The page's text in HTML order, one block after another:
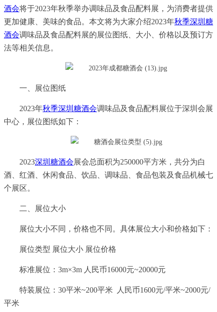
酒会将于2023年秋季举办调味品及食品配料展，为消费者提供
更加健康、美味的食品。本文将为大家介绍2023年秋季深圳糖
酒会调味品及食品配料展的展位图纸、大小、价格以及预订方
法等相关信息。
一、展位图纸
2023年秋季深圳糖酒会调味品及食品配料展位于深圳会展
中心，展位图纸如下：
2023深圳糖酒会展会总面积为250000平方米，共分为白
酒、红酒、休闲食品、饮品、调味品、食品包装及食品机械七
个展区。
二、展位大小
展位大小不同，价格也不同。具体展位大小和价格如下：
展位类型 展位大小 展位价格
标准展位：3m×3m 人民币16000元~20000元
特装展位：30平米~200平米 人民币1600元/平米~2000元/
平米